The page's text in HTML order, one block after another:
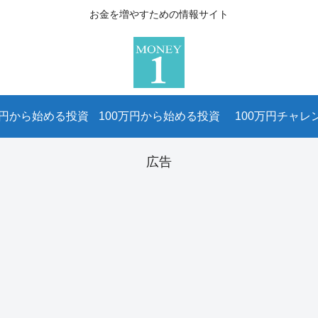
お金を増やすための情報サイト
から始める投資 100万円から始める投資 100万円チャレ
広告